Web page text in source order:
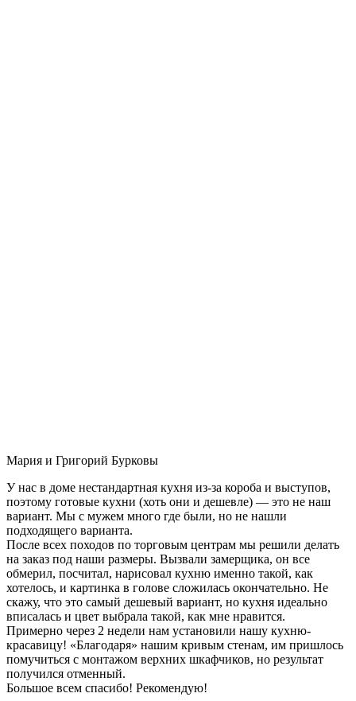
Мария и Григорий Бурковы
У нас в доме нестандартная кухня из-за короба и выступов,
поэтому готовые кухни (хоть они и дешевле) — это не наш
вариант. Мы с мужем много где были, но не нашли
подходящего варианта.
После всех походов по торговым центрам мы решили делать
на заказ под наши размеры. Вызвали замерщика, он все
обмерил, посчитал, нарисовал кухню именно такой, как
хотелось, и картинка в голове сложилась окончательно. Не
скажу, что это самый дешевый вариант, но кухня идеально
вписалась и цвет выбрала такой, как мне нравится.
Примерно через 2 недели нам установили нашу кухню-
красавицу! «Благодаря» нашим кривым стенам, им пришлось
помучиться с монтажом верхних шкафчиков, но результат
получился отменный.
Большое всем спасибо! Рекомендую!